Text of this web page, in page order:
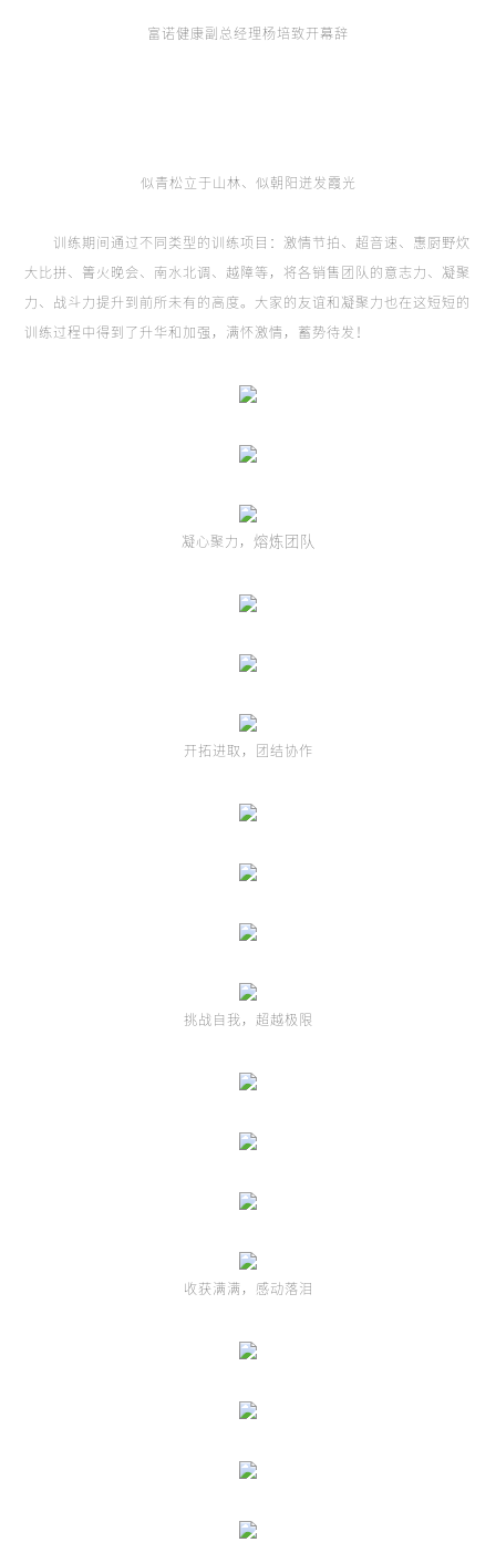
富诺健康副总经理杨培致开幕辞
似青松立于山林、似朝阳迸发霞光
训练期间通过不同类型的训练项目：激情节拍、超音速、惠厨野炊
大比拼、箐火晚会、南水北调、越障等，将各销售团队的意志力、凝聚
力、战斗力提升到前所未有的高度。大家的友谊和凝聚力也在这短短的
训练过程中得到了升华和加强，满怀激情，蓄势待发！
凝心聚力， 熔炼团队
开拓进取，团结协作
挑战自我，超越极限
收获满满，感动落泪